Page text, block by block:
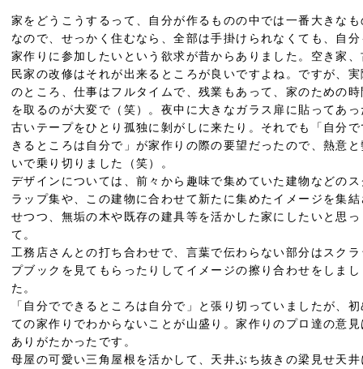
家をどうこうするって、自分が作るものの中では一番大きなも
なので、せっかく住むなら、全部は手掛けられなくても、自分
家作りに参加したいという欲求が昔からありました。空き家、
民家の改修はそれが出来るところが良いですよね。ですが、実
のところ、仕事はフルタイムで、残業もあって、家のための時
を取るのが大変で（笑）。夜中に大きなガラス扉に貼ってあっ
古いテープをひとり孤独に剝がしに来たり。それでも「自分で
きるところは自分で」が家作りの際の要望だったので、熱意と
いで乗り切りました（笑）。
デザインについては、前々から趣味で集めていた建物などのス
ラップ集や、この建物に合わせて新たに集めたイメージを集結
せつつ、無垢の木や既存の建具等を活かした家にしたいと思っ
て。
工務店さんとの打ち合わせで、言葉で伝わらない部分はスクラ
プブックを見てもらったりしてイメージの擦り合わせをしまし
た。
「自分でできるところは自分で」と張り切っていましたが、
ての家作りでわからないことが山盛り。家作りのプロ達の意見
ありがたかったです。
母屋の可愛い三角屋根を活かして、天井ぶち抜きの梁見せ天井